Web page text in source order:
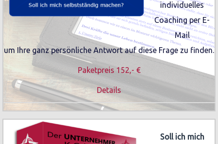
individuelles
Coaching per E-
Mail
um Ihre ganz persönliche Antwort auf diese Frage zu finden.
Paketpreis 152,- €
Details
Soll ich mich